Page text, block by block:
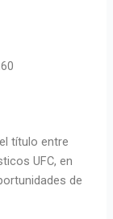
título entre
UFC, en
de